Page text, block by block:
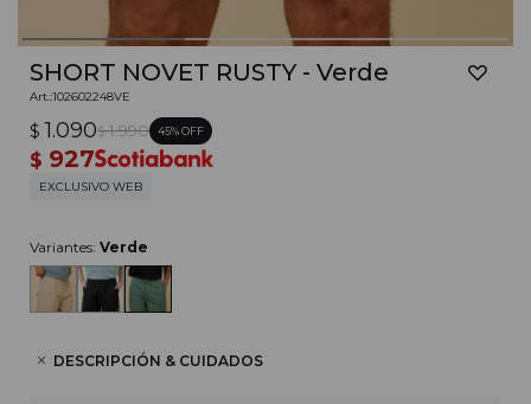
SHORT NOVET RUSTY - Verde
102602248VE
$ 1.090$ 1.990 45
$ 927
EXCLUSIVO WEB
Variantes: Verde
DESCRIPCIÓN & CUIDADOS